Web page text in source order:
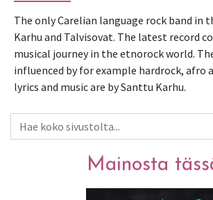
The only Carelian language rock band in
Karhu and Talvisovat. The latest record
musical journey in the etnorock world.
influenced by for example hardrock, afro
lyrics and music are by Santtu Karhu.
Haku
Mainosta